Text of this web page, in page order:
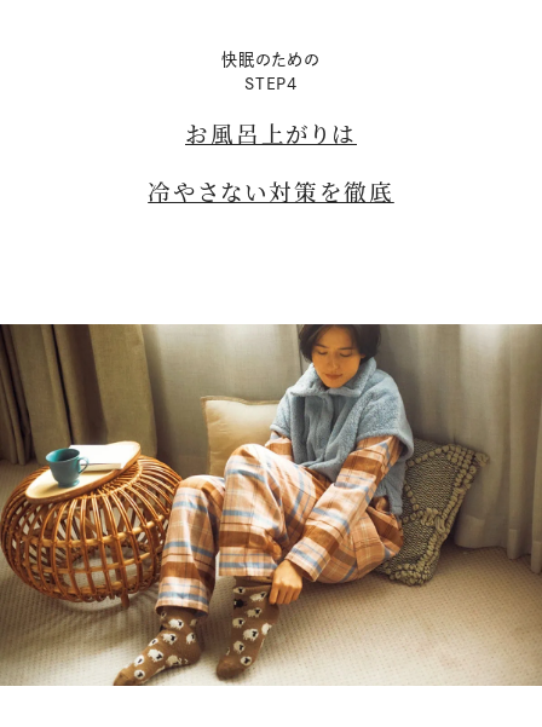
快眠のための
STEP4
お風呂上がりは
冷やさない対策を徹底